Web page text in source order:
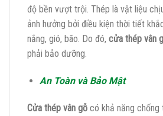
độ bền vượt trội. Thép là vật liệu
ảnh hưởng bởi điều kiện thời tiết
nắng, gió, bão. Do đó, cửa thép vân
phải bảo dưỡng.
An Toàn và Bảo Mật
Cửa thép vân gỗ có khả năng